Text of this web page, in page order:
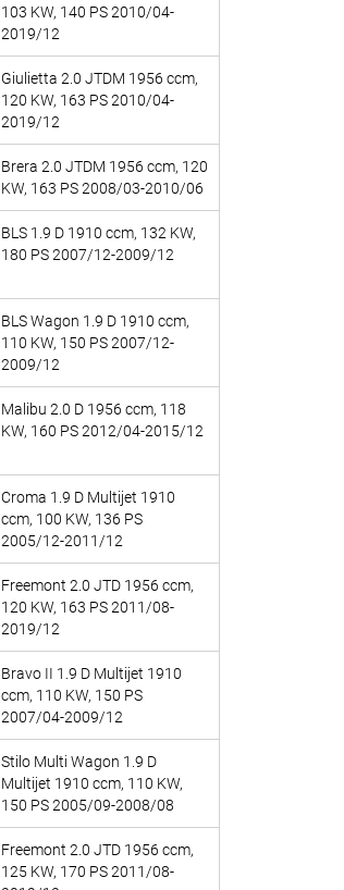
103 KW, 140 PS 2010/04-
2019/12
Giulietta 2.0 JTDM 1956 ccm,
120 KW, 163 PS 2010/04-
2019/12
Brera 2.0 JTDM 1956 ccm, 120
KW, 163 PS 2008/03-2010/06
BLS 1.9 D 1910 ccm, 132 KW,
180 PS 2007/12-2009/12
BLS Wagon 1.9 D 1910 ccm,
110 KW, 150 PS 2007/12-
2009/12
Malibu 2.0 D 1956 ccm, 118
KW, 160 PS 2012/04-2015/12
Croma 1.9 D Multijet 1910
ccm, 100 KW, 136 PS
2005/12-2011/12
Freemont 2.0 JTD 1956 ccm,
120 KW, 163 PS 2011/08-
2019/12
Bravo II 1.9 D Multijet 1910
ccm, 110 KW, 150 PS
2007/04-2009/12
Stilo Multi Wagon 1.9 D
Multijet 1910 ccm, 110 KW,
150 PS 2005/09-2008/08
Freemont 2.0 JTD 1956 ccm,
125 KW, 170 PS 2011/08-